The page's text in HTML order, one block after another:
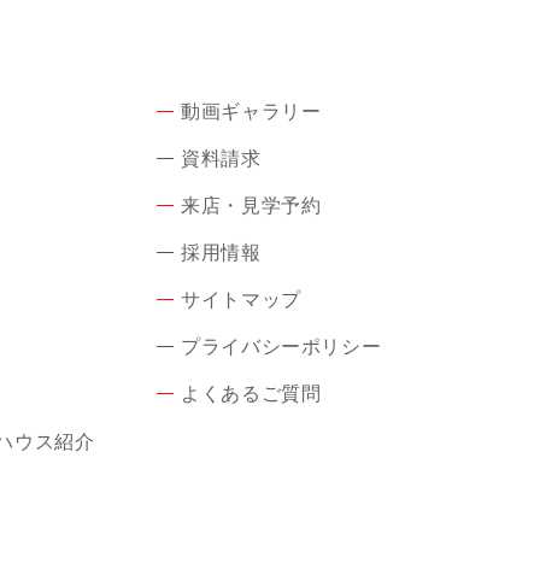
ウス紹介
動画ギャラリー
資料請求
来店・見学予約
採用情報
サイトマップ
プライバシーポリシー
よくあるご質問